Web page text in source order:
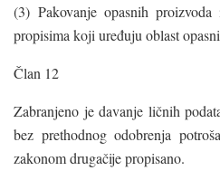
(3) Pakovanje opasnih
propisima koji uređuju oblast
Član 12
Zabranjeno je davanje ličnih
bez prethodnog odobrenja
zakonom drugačije propisano.